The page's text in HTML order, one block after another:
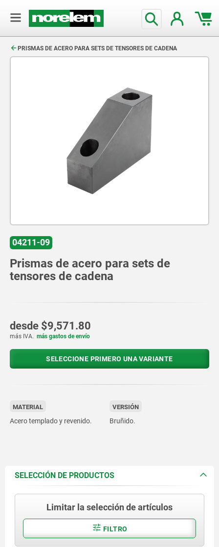
PRISMAS DE ACERO PARA SETS DE TENSORES DE CADENA
04211-09
Prismas de acero para sets de
tensores de cadena
desde $9,571.80
más IVA. más gastos de envío
SELECCIONE PRIMERO UNA VARIANTE
MATERIAL
Acero templado y revenido.
VERSIÓN
Bruñido.
SELECCIÓN DE PRODUCTOS
Limitar la selección de artículos
FILTRO